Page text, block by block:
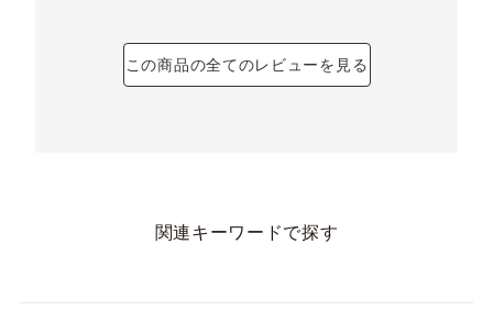
この商品の全てのレビューを見る
関連キーワードで探す